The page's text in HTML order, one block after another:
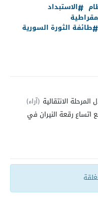
الاستبداد
طائفة الثورة السورية
الانتقالية (آراء)
اتساع رقعة النيران في